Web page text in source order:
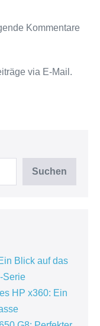
Kommentare
via E-Mail.
Suchen
Blick auf das
Serie
HP x360: Ein